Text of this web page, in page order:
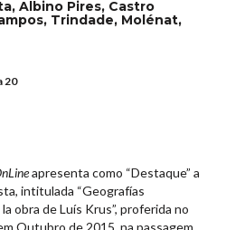
Albino Pires, Castro
Trindade, Molénat,
20
apresenta como “Destaque” a
intitulada “Geografías
obra de Luís Krus”, proferida no
Outubro de 2015, na passagem